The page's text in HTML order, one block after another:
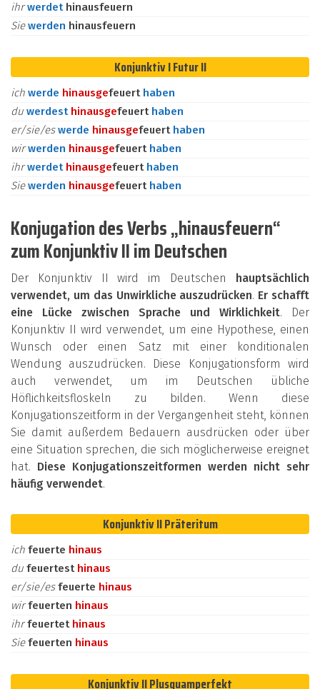
ihrwerdet hinausfeuern
Siewerden hinausfeuern
Konjunktiv I Futur II
ich werde hinausgefeuert haben
du werdest hinausgefeuert haben
er/sie/eswerde hinausgefeuert haben
wirwerden hinausgefeuert haben
ihrwerdet hinausgefeuert haben
Siewerden hinausgefeuert haben
Konjugation des Verbs „hinausfeuern“
zum Konjunktiv II im Deutschen
Der Konjunktiv II wird im Deutschen hauptsächlich
verwendet, um das Unwirkliche auszudrücken. Er schafft
eine Lücke zwischen Sprache und Wirklichkeit. Der
Konjunktiv II wird verwendet, um eine Hypothese, einen
Wunsch oder einen Satz mit einer konditionalen
Wendung auszudrücken. Diese Konjugationsform wird
auch verwendet, um im Deutschen übliche
Höflichkeitsfloskeln zu bilden. Wenn diese
Konjugationszeitform in der Vergangenheit steht, können
Sie damit außerdem Bedauern ausdrücken oder über
eine Situation sprechen, die sich möglicherweise ereignet
hat. Diese Konjugationszeitformen werden nicht sehr
häufig verwendet.
Konjunktiv II Präteritum
ich feuerte hinaus
du feuertest hinaus
er/sie/esfeuerte hinaus
wirfeuerten hinaus
ihrfeuertet hinaus
Siefeuerten hinaus
Konjunktiv II Plusquamperfekt